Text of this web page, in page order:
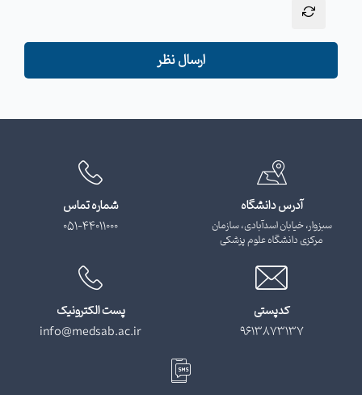
ارسال نظر
آدرس دانشگاه
سبزوار، خیابان اسدآبادی، سازمان
مرکزی دانشگاه علوم پزشکی
شماره تماس
051-44011000
کدپستی
9613873137
پست الکترونیک
info@medsab.ac.ir